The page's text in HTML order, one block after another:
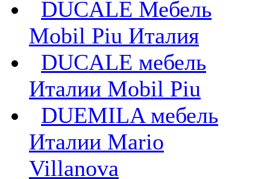
DUCALE Мебель
Mobil Piu Италия
DUCALE мебель
Италии Mobil Piu
DUEMILA мебель
Италии Mario
Villanova